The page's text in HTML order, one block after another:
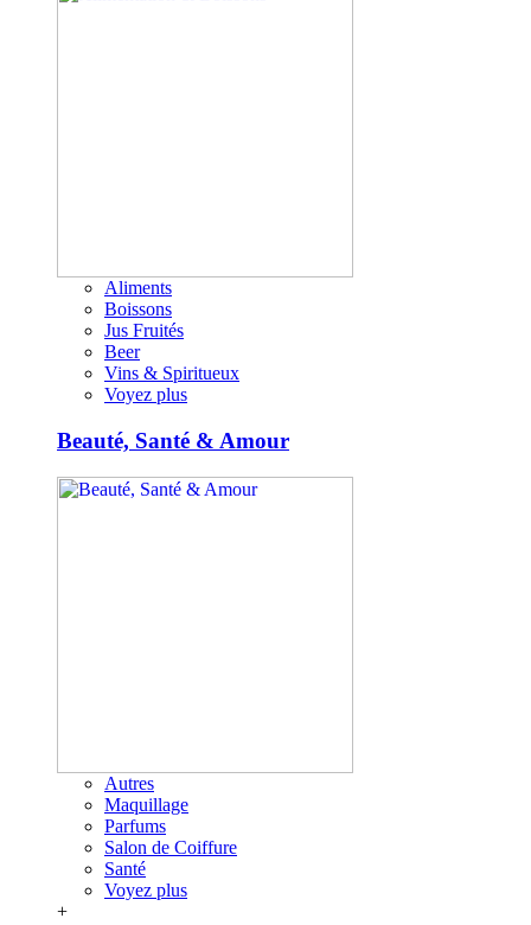
Aliments
Boissons
Jus Fruités
Beer
Vins & Spiritueux
Voyez plus
Beauté, Santé & Amour
Autres
Maquillage
Parfums
Salon de Coiffure
Santé
Voyez plus
+